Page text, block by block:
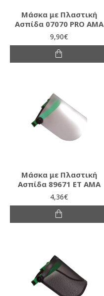
Μάσκα με Πλαστική
Ασπίδα 07070 PRO AMA
9,90€
Μάσκα με Πλαστική
Ασπίδα 89671 ΕΤ ΑΜΑ
4,36€